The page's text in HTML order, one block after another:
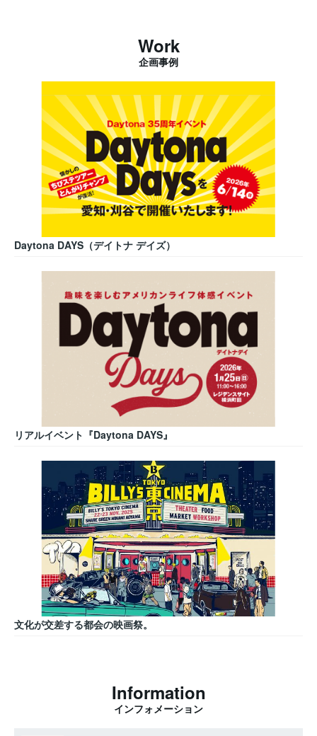
Work
企画事例
Daytona DAYS（デイトナ デイズ）
リアルイベント『Daytona DAYS』
文化が交差する都会の映画祭。
Information
インフォメーション